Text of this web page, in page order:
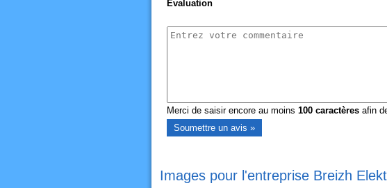
Evaluation
Merci de saisir encore au moins 100caractèresafin
Images pour l'entreprise Breizh